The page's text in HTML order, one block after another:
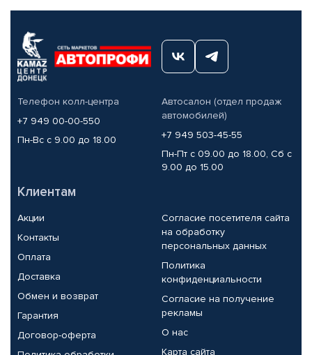
Телефон колл-центра
+7 949 00-00-550
Пн-Вс с 9.00 до 18.00
Автосалон (отдел продаж
автомобилей)
+7 949 503-45-55
Пн-Пт с 09.00 до 18.00, Сб с
9.00 до 15.00
Клиентам
Акции
Контакты
Оплата
Доставка
Обмен и возврат
Гарантия
Договор-оферта
Согласие посетителя сайта
на обработку
персональных данных
Политика
конфиденциальности
Согласие на получение
рекламы
О нас
Карта сайта